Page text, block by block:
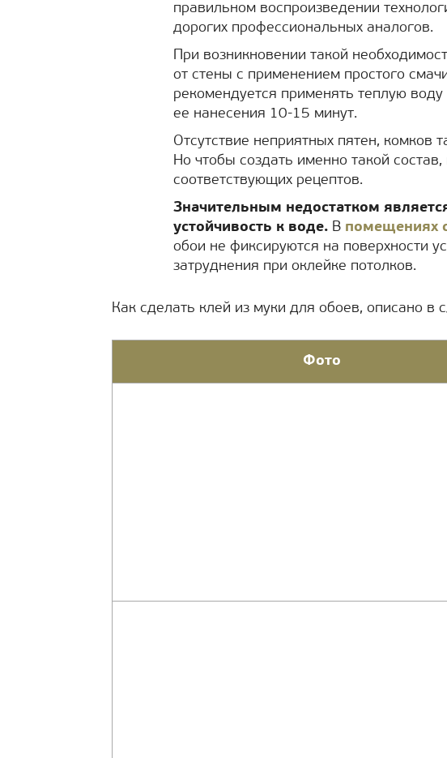
правильном воспроизведении
дорогих профессиональных аналогов.
При возникновении такой
от стены с применением простого
рекомендуется применять теплую
ее нанесения 10-15 минут.
Отсутствие неприятных пятен, комков
Но чтобы создать именно такой
соответствующих рецептов.
Значительным недостатком
устойчивость к воде. В помещениях
обои не фиксируются на поверхности
затруднения при оклейке потолков.
Как сделать клей из муки для обоев, описано в
Фото